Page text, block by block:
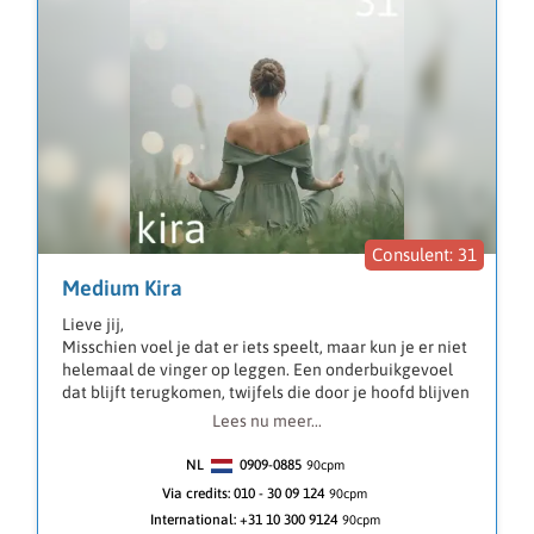
Vragen over relaties(problemen)
Verleden heden toekomst.
Werk en loopbaan.
groeiprocessen.
energie lezen.
Kaartlegster.
Blokkades doorbreken.
stress.
Narcisme.
Pendelen.
Echtscheiding.
Geen zin om te bellen of heb je haast? Stuur me dan
31
Medium Kira
Lieve jij,
Misschien voel je dat er iets speelt, maar kun je er niet
helemaal de vinger op leggen. Een onderbuikgevoel
dat blijft terugkomen, twijfels die door je hoofd blijven
gaan of situaties die je energie kosten. Dat kan onrust
zulke momenten kan het helpend zijn dat er iemand
met je meekijkt, iemand die met een frisse en open
Lees nu meer...
NL 0909-0885 90cpm
Via credits: 010 - 30 09 124 90cpm
International: +31 10 300 9124 90cpm